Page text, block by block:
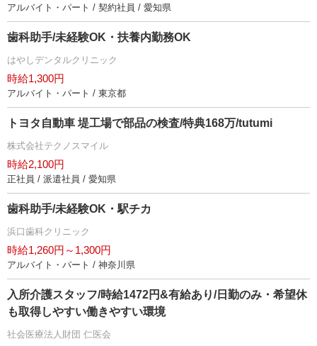
アルバイト・パート / 契約社員 / 愛知県
歯科助手/未経験OK・扶養内勤務OK
はやしデンタルクリニック
時給1,300円
アルバイト・パート / 東京都
トヨタ自動車 堤工場で部品の検査/特典168万/tutumi
株式会社テクノスマイル
時給2,100円
正社員 / 派遣社員 / 愛知県
歯科助手/未経験OK・駅チカ
浜口歯科クリニック
時給1,260円～1,300円
アルバイト・パート / 神奈川県
入所介護スタッフ/時給1472円&有給あり/日勤のみ・希望休
も取得しやすい働きやすい環境
社会医療法人財団 仁医会